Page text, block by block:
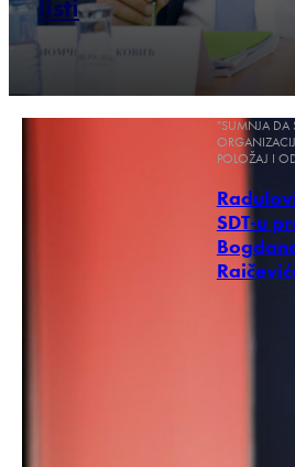
listi
"SUMNJA DA
POLOŽAJ I
SDT-u